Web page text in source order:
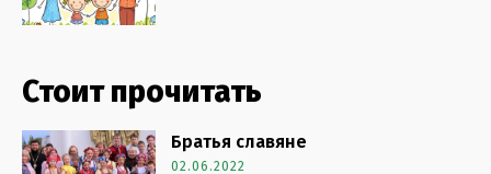
Стоит прочитать
Братья славяне
02.06.2022